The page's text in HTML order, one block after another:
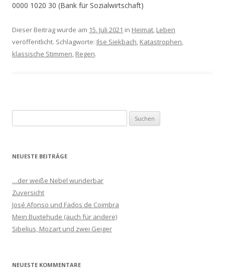
0000 1020 30 (Bank für Sozialwirtschaft)
Dieser Beitrag wurde am 15. Juli 2021 in Heimat, Leben
veröffentlicht. Schlagworte: Ilse Siekbach, Katastrophen,
klassische Stimmen, Regen.
u
h
n
a
c
h
NEUESTE BEITRÄGE
…der weiße Nebel wunderbar
Zuversicht
José Afonso und Fados de Coimbra
Mein Buxtehude (auch für andere)
Sibelius, Mozart und zwei Geiger
NEUESTE KOMMENTARE